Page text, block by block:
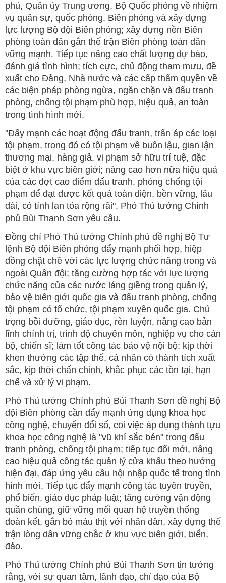
phủ, Quân ủy Trung ương, Bộ Quốc phòng về nhiệm
vụ quân sự, quốc phòng, Biên phòng và xây dựng
lực lượng Bộ đội Biên phòng; xây dựng nền Biên
phòng toàn dân gắn thế trận Biên phòng toàn dân
vững mạnh. Tiếp tục nâng cao chất lượng dự báo,
đánh giá tình hình; tích cực, chủ động tham mưu, đề
xuất cho Đảng, Nhà nước và các cấp thẩm quyền về
các biện pháp phòng ngừa, ngăn chặn và đấu tranh
phòng, chống tội phạm phù hợp, hiệu quả, an toàn
trong tình hình mới.
"Đẩy mạnh các hoạt động đấu tranh, trấn áp các loại
tội phạm, trong đó có tội phạm về buôn lậu, gian lận
thương mại, hàng giả, vi phạm sở hữu trí tuệ, đặc
biệt ở khu vực biên giới; nâng cao hơn nữa hiệu quả
của các đợt cao điểm đấu tranh, phòng chống tội
phạm để đạt được kết quả toàn diện, bền vững, lâu
dài, có tính lan tỏa rộng rãi", Phó Thủ tướng Chính
phủ Bùi Thanh Sơn yêu cầu.
Đồng chí Phó Thủ tướng Chính phủ đề nghị Bộ Tư
lệnh Bộ đội Biên phòng đẩy mạnh phối hợp, hiệp
đồng chặt chẽ với các lực lượng chức năng trong và
ngoài Quân đội; tăng cường hợp tác với lực lượng
chức năng của các nước láng giềng trong quản lý,
bảo vệ biên giới quốc gia và đấu tranh phòng, chống
tội phạm có tổ chức, tội phạm xuyên quốc gia. Chú
trọng bồi dưỡng, giáo dục, rèn luyện, nâng cao bản
lĩnh chính trị, trình độ chuyên môn, nghiệp vụ cho cán
bộ, chiến sĩ; làm tốt công tác bảo vệ nội bộ; kịp thời
khen thưởng các tập thể, cá nhân có thành tích xuất
sắc, kịp thời chấn chỉnh, khắc phục các tồn tại, hạn
chế và xử lý vi phạm.
Phó Thủ tướng Chính phủ Bùi Thanh Sơn đề nghị Bộ
đội Biên phòng cần đẩy mạnh ứng dụng khoa học
công nghệ, chuyển đổi số, coi việc áp dụng thành tựu
khoa học công nghệ là "vũ khí sắc bén" trong đấu
tranh phòng, chống tội phạm; tiếp tục đổi mới, nâng
cao hiệu quả công tác quản lý cửa khẩu theo hướng
hiện đại, đáp ứng yêu cầu hội nhập quốc tế trong tình
hình mới. Tiếp tục đẩy mạnh công tác tuyên truyền,
phổ biến, giáo dục pháp luật; tăng cường vận động
quần chúng, giữ vững mối quan hệ truyền thống
đoàn kết, gắn bó máu thịt với nhân dân, xây dựng thế
trận lòng dân vững chắc ở khu vực biên giới, biển,
đảo.
Phó Thủ tướng Chính phủ Bùi Thanh Sơn tin tưởng
rằng, với sự quan tâm, lãnh đạo, chỉ đạo của Bộ